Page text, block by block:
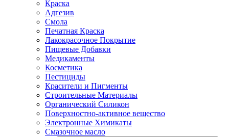
Краска
Адгезив
Смола
Печатная Краска
Лакокрасочное Покрытие
Пищевые Добавки
Медикаменты
Косметика
Пестициды
Красители и Пигменты
Строительные Материалы
Органический Силикон
Поверхностно-активное вещество
Электронные Химикаты
Смазочное масло